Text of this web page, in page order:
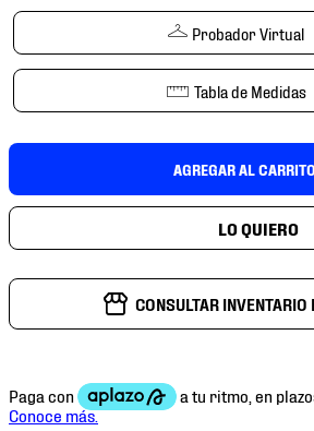
Probador Virtual
Tabla de Medidas
AGREGAR AL CARRITO
CONSULTAR INVENTARIO
7.
mochilas
8.
chivas